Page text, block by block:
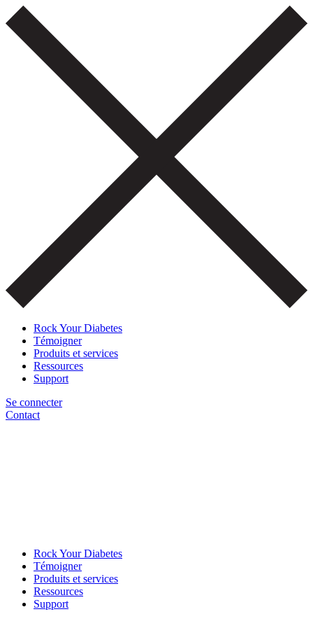
Rock Your Diabetes
Témoigner
Produits et services
Ressources
Support
Se connecter
Contact
Rock Your Diabetes
Témoigner
Produits et services
Ressources
Support